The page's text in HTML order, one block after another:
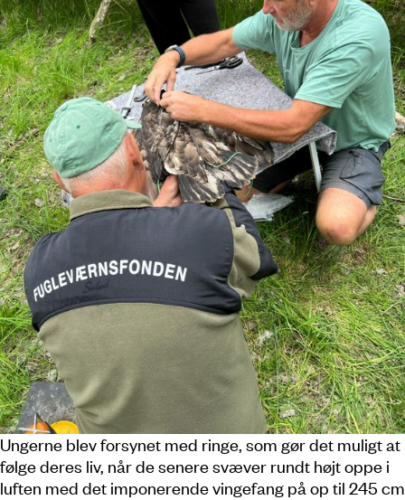
Ungerne blev forsynet med ringe, som gør det muligt at
følge deres liv, når de senere svæver rundt højt oppe i
luften med det imponerende vingefang på op til 245 cm